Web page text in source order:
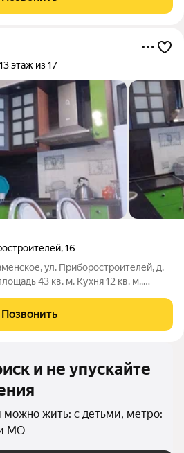
13 этаж из 17
,16
ул. Приборостроителей, д.
43 кв. м. Кухня 12 кв. м.,
машина. Развитая
Позвонить
и не упускайте
можно жить: с детьми, метро:
МО